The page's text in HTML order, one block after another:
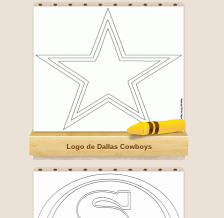
Logo de Dallas Cowboys